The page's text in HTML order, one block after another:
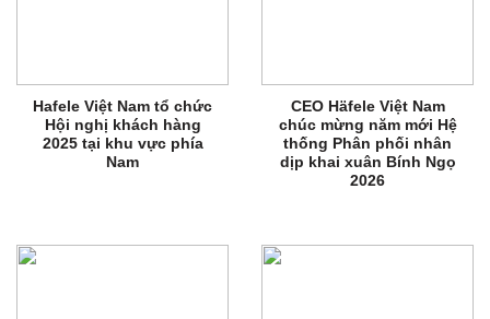
Hafele Việt Nam tổ chức
Hội nghị khách hàng
2025 tại khu vực phía
Nam
CEO Häfele Việt Nam
chúc mừng năm mới Hệ
thống Phân phối nhân
dịp khai xuân Bính Ngọ
2026